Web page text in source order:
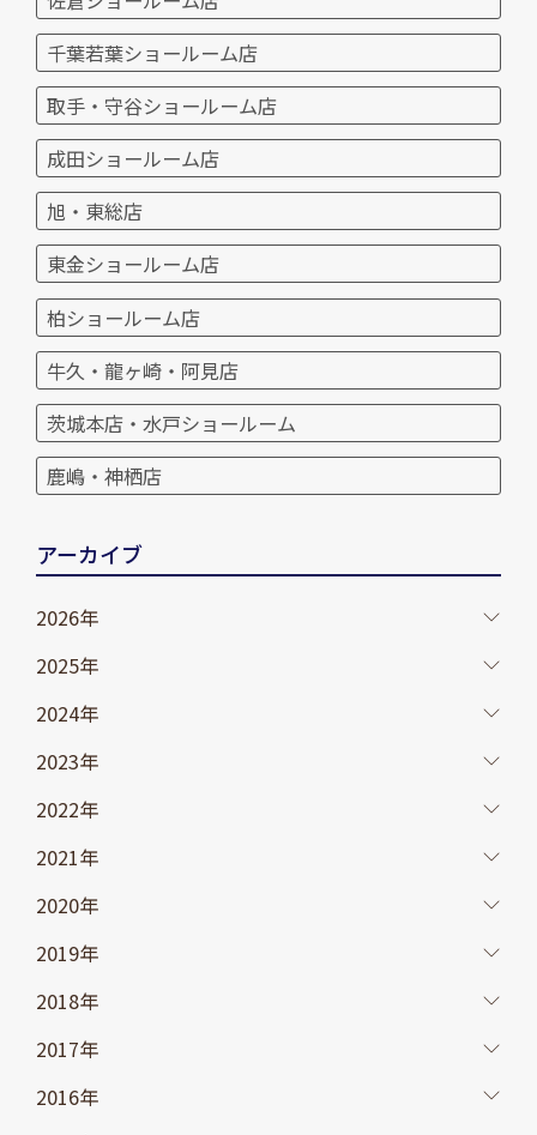
千葉若葉ショールーム店
取手・守谷ショールーム店
成田ショールーム店
旭・東総店
東金ショールーム店
柏ショールーム店
牛久・龍ヶ崎・阿見店
茨城本店・水戸ショールーム
鹿嶋・神栖店
アーカイブ
2026年
2025年
2024年
2023年
2022年
2021年
2020年
2019年
2018年
2017年
2016年